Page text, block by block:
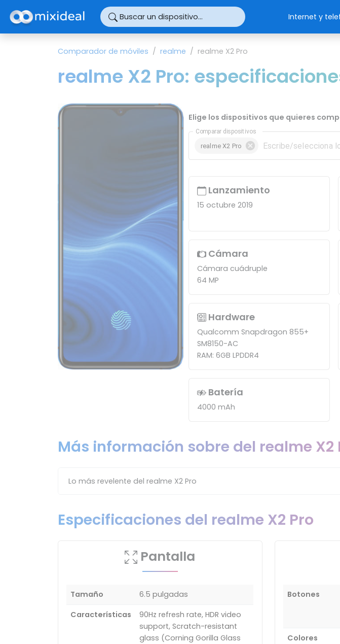
Buscar un dispositivo... Internet y
Comparador de móviles realme realme X2 Pro
realme X2 Pro:
Elige los dispositivos que quieres
Comparar dispositivos
realme X2 Pro
Lanzamiento
15 octubre 2019
Cámara
Cámara cuádruple
64 MP
Hardware
Qualcomm Snapdragon 855+
SM8150-AC
RAM: 6GB LPDDR4
Batería
4000 mAh
Más información sobre del realme X2
Lo más revelente del realme X2 Pro
Especificaciones del realme X2 Pro
Pantalla
Tamaño
6.5 pulgadas
Características
90Hz refresh rate, HDR video
support, Scratch-resistant
glass (Corning Gorilla Glass
Botones
Colores